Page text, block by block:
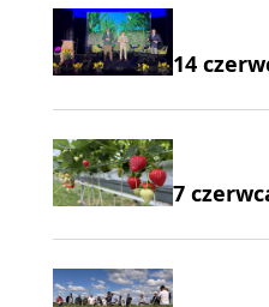
14
7